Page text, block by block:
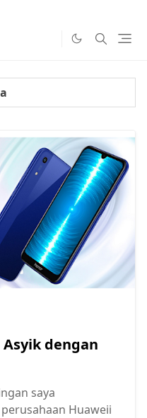
dengan
saya
Huaweii